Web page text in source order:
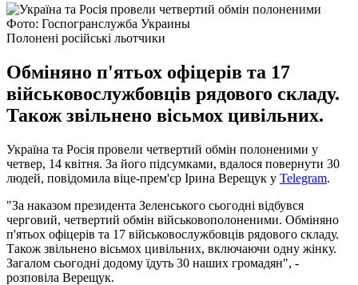
Фото: Госпогранслужба Украины
Полонені російські льотчики
Обміняно п'ятьох офіцерів та 17
військовослужбовців рядового складу.
Також звільнено вісьмох цивільних.
Україна та Росія провели четвертий обмін полоненими у
четвер, 14 квітня. За його підсумками, вдалося повернути 30
людей, повідомила віце-прем'єр Ірина Верещук у Telegram.
"За наказом президента Зеленського сьогодні відбувся
черговий, четвертий обмін військовополоненими. Обміняно
п'ятьох офіцерів та 17 військовослужбовців рядового складу.
Також звільнено вісьмох цивільних, включаючи одну жінку.
Загалом сьогодні додому їдуть 30 наших громадян", -
розповіла Верещук.